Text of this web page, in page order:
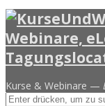
Kurse & Webinare —